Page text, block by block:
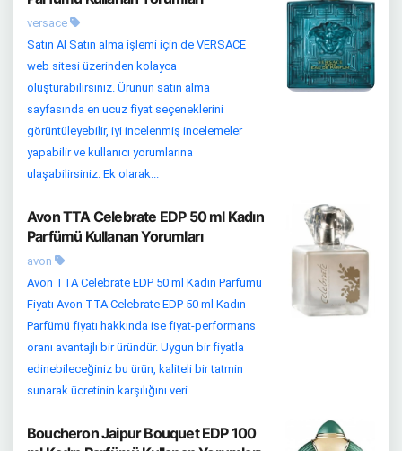
versace
Satın Al Satın alma işlemi için de VERSACE
web sitesi üzerinden kolayca
oluşturabilirsiniz. Ürünün satın alma
sayfasında en ucuz fiyat seçeneklerini
görüntüleyebilir, iyi incelenmiş incelemeler
yapabilir ve kullanıcı yorumlarına
ulaşabilirsiniz. Ek olarak...
Avon TTA Celebrate EDP 50 ml Kadın
Parfümü Kullanan Yorumları
avon
Avon TTA Celebrate EDP 50 ml Kadın Parfümü
Fiyatı Avon TTA Celebrate EDP 50 ml Kadın
Parfümü fiyatı hakkında ise fiyat-performans
oranı avantajlı bir üründür. Uygun bir fiyatla
edinebileceğiniz bu ürün, kaliteli bir tatmin
sunarak ücretinin karşılığını veri...
Boucheron Jaipur Bouquet EDP 100